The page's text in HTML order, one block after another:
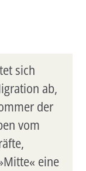
sich
ab,
der
vom
eine